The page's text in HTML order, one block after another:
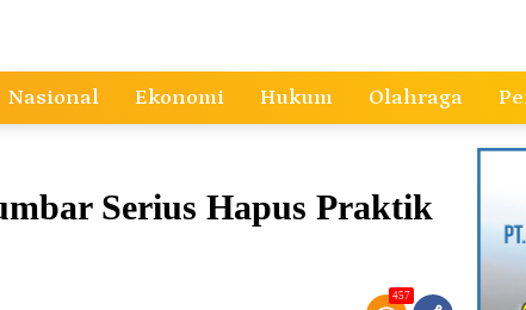
Nasional Ekonomi Hukum Olahraga
Serius Hapus Praktik
457